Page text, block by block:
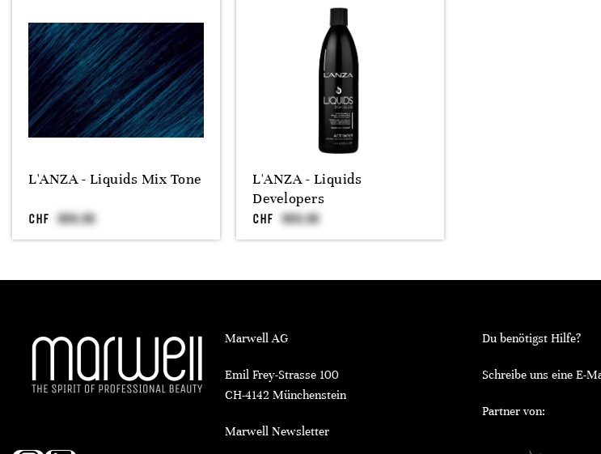
L'ANZA - Liquids Mix Tone
CHF
L'ANZA - Liquids
Developers
CHF
Marwell AG
Emil Frey-Strasse 100
CH-4142 Münchenstein
Marwell Newsletter
Du benötigst Hilfe?
Schreibe uns eine E-
Partner von: